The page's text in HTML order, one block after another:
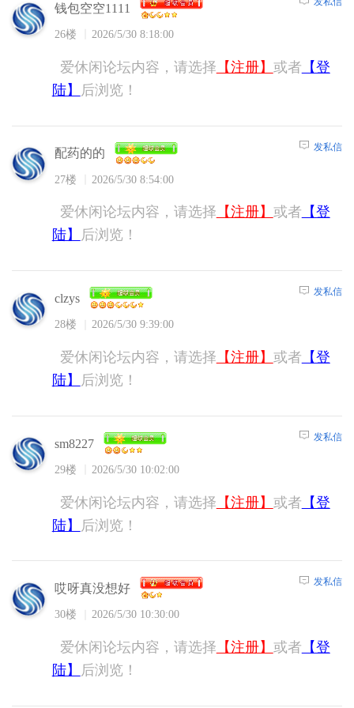
钱包空空1111
26楼 2026/5/30 8:18:00
爱休闲论坛内容，请选择 【注册】 或者 【登
陆】
后浏览！
配药的的
27楼 2026/5/30 8:54:00
发私信
爱休闲论坛内容，请选择 【注册】 或者 【登
陆】
后浏览！
clzys
28楼 2026/5/30 9:39:00
发私信
爱休闲论坛内容，请选择 【注册】 或者 【登
陆】
后浏览！
sm8227
29楼 2026/5/30 10:02:00
发私信
爱休闲论坛内容，请选择 【注册】 或者 【登
陆】
后浏览！
哎呀真没想好
30楼 2026/5/30 10:30:00
发私信
爱休闲论坛内容，请选择 【注册】 或者 【登
陆】
后浏览！